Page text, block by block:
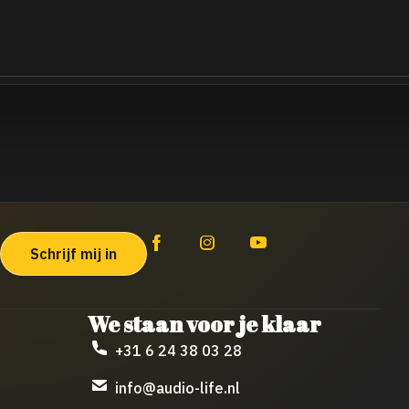
We staan voor je klaar
+31 6 24 38 03 28
info@audio-life.nl